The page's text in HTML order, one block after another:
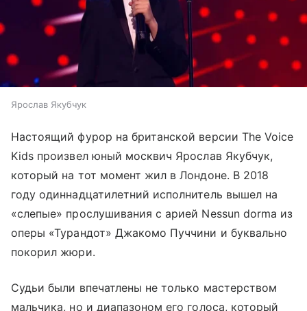
Ярослав Якубчук
Настоящий фурор на британской версии The Voice
Kids произвел юный москвич Ярослав Якубчук,
который на тот момент жил в Лондоне. В 2018
году одиннадцатилетний исполнитель вышел на
«слепые» прослушивания с арией Nessun dorma из
оперы «Турандот» Джакомо Пуччини и буквально
покорил жюри.
Судьи были впечатлены не только мастерством
мальчика, но и диапазоном его голоса, который